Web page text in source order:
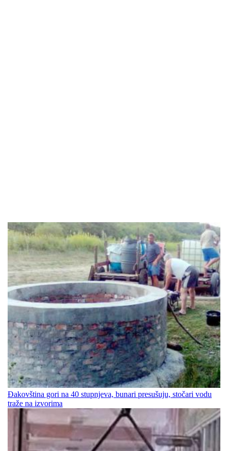
Đakovština gori na 40 stupnjeva, bunari presušuju, stočari vodu
traže na izvorima